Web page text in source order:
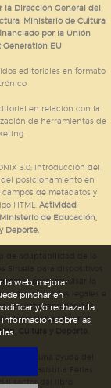
la Dirección General del
Ministerio de Cultura
por la Unión
Generation EU
editoriales en formato
en relación con la
de herramientas de
3.0; introducción del
posicionamiento en
de metadatos y
HTML.Actividad
de Educación,
Deporte.
Siruela para dispositivos
para impulsar la
culturales legales e
recursos tecnológicos
subvencionada por el
Cultura y Deporte.
una ayuda del
sector del libro.
la web, mejorar
pinchar en
y/o rechazar la
sobre las